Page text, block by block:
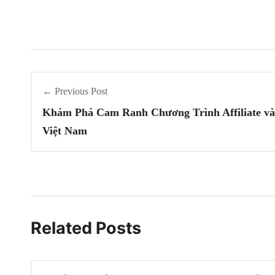
← Previous Post
Khám Phá Cam Ranh Chương Trình Affiliate
Việt Nam
Related Posts